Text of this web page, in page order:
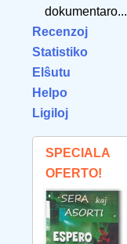
dokumentaro...
Recenzoj
Statistiko
Elŝutu
Helpo
Ligiloj
SPECIALA
OFERTO!